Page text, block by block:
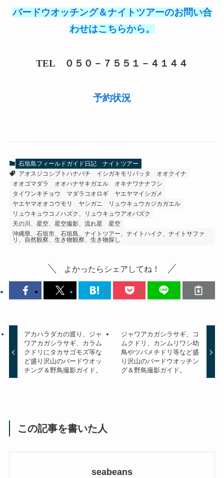
バードウオッチング＆ナイトツアーのお問い合
わせはこちらから。
TEL ０５０－７５５１－４１４４
予約状況
石垣島フィールドガイド日記
ナイトツアー
アオスジコシブトハナバチ
イシガキモリバッタ
オオクイナ
オオゴマダラ
オオハナサキガエル
オキナワナナフシ
タイワンキチョウ
マダラコオロギ
ヤエヤマイシガメ
ヤエヤマオオコウモリ
ヤシガニ
リュウキュウカジカガエル
リュウキュウコノハズク、リュウキュウアオバズク
天の川、星空、星空撮影、流れ星
星空
沖縄県、石垣市、石垣島、ナイトツアー、ナイトハイク、ナイトサファ
リ、自然観察、生き物観察、生き物探し
よかったらシェアしてね！
アカハラダカの渡り、ジャ
ワアカガシラサギ、カラム
クドリにタカサゴモズ等な
ど盛り沢山のバードウオッ
チング＆野鳥撮影ガイド。
ジャワアカガシラサギ、コ
ムクドリ、カンムリワシ幼
鳥やツバメチドリ等など盛
り沢山のバードウオッチン
グ＆野鳥撮影ガイド。
この記事を書いた人
seabeans